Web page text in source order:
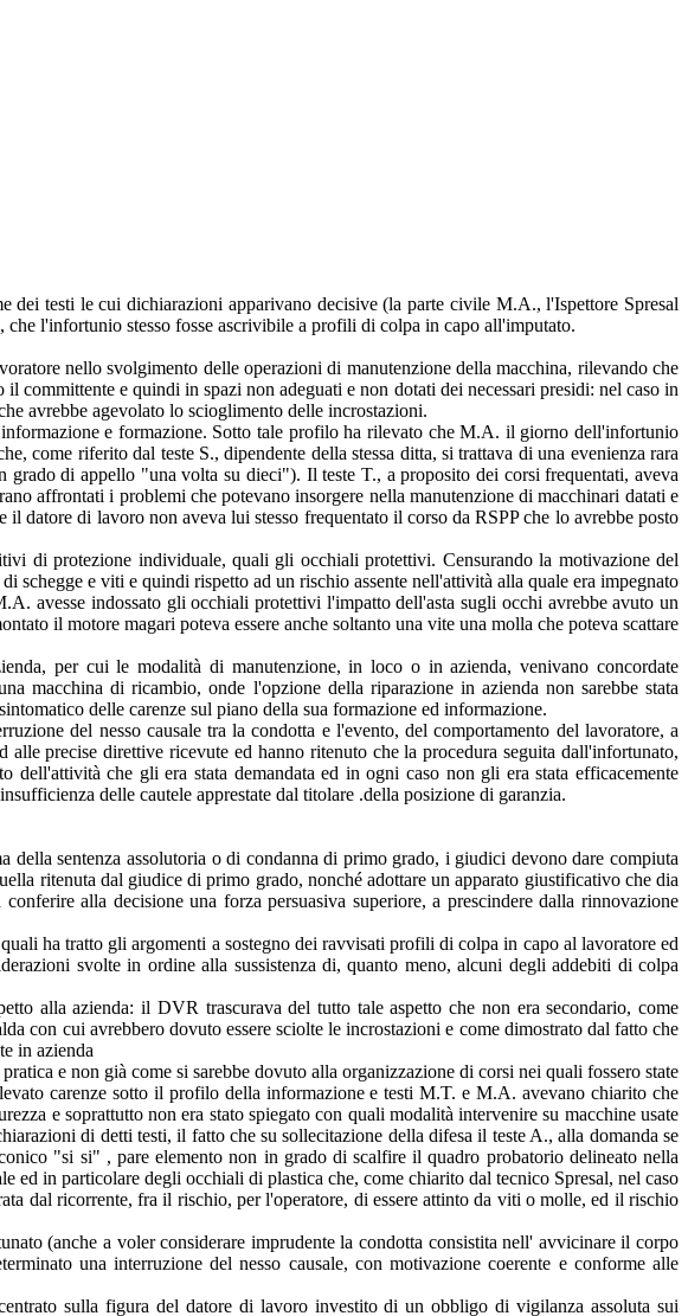
dei testi le cui dichiarazioni apparivano decisive (la parte civile M.A., l'Ispettore Spresal
l'infortunio stesso fosse ascrivibile a profili di colpa in capo all'imputato.
nello svolgimento delle operazioni di manutenzione della macchina, rilevando che
e quindi in spazi non adeguati e non dotati dei necessari presidi: nel caso in
avrebbe agevolato lo scioglimento delle incrostazioni.
e formazione. Sotto tale profilo ha rilevato che M.A. il giorno dell'infortunio
come riferito dal teste S., dipendente della stessa ditta, si trattava di una evenienza rara
di appello "una volta su dieci"). Il teste T., a proposito dei corsi frequentati, aveva
affrontati i problemi che potevano insorgere nella manutenzione di macchinari datati e
datore di lavoro non aveva lui stesso frequentato il corso da RSPP che lo avrebbe posto
di protezione individuale, quali gli occhiali protettivi. Censurando la motivazione del
e viti e quindi rispetto ad un rischio assente nell'attività alla quale era impegnato
avesse indossato gli occhiali protettivi l'impatto dell'asta sugli occhi avrebbe avuto un
il motore magari poteva essere anche soltanto una vite una molla che poteva scattare
per cui le modalità di manutenzione, in loco o in azienda, venivano concordate
macchina di ricambio, onde l'opzione della riparazione in azienda non sarebbe stata
delle carenze sul piano della sua formazione ed informazione.
del nesso causale tra la condotta e l'evento, del comportamento del lavoratore, a
precise direttive ricevute ed hanno ritenuto che la procedura seguita dall'infortunato,
che gli era stata demandata ed in ogni caso non gli era stata efficacemente
delle cautele apprestate dal titolare .della posizione di garanzia.
sentenza assolutoria o di condanna di primo grado, i giudici devono dare compiuta
ritenuta dal giudice di primo grado, nonché adottare un apparato giustificativo che dia
alla decisione una forza persuasiva superiore, a prescindere dalla rinnovazione
ha tratto gli argomenti a sostegno dei ravvisati profili di colpa in capo al lavoratore ed
svolte in ordine alla sussistenza di, quanto meno, alcuni degli addebiti di colpa
alla azienda: il DVR trascurava del tutto tale aspetto che non era secondario, come
con cui avrebbero dovuto essere sciolte le incrostazioni e come dimostrato dal fatto che
in azienda
e non già come si sarebbe dovuto alla organizzazione di corsi nei quali fossero state
carenze sotto il profilo della informazione e testi M.T. e M.A. avevano chiarito che
e soprattutto non era stato spiegato con quali modalità intervenire su macchine usate
di detti testi, il fatto che su sollecitazione della difesa il teste A., alla domanda se
"si si" , pare elemento non in grado di scalfire il quadro probatorio delineato nella
in particolare degli occhiali di plastica che, come chiarito dal tecnico Spresal, nel caso
dal ricorrente, fra il rischio, per l'operatore, di essere attinto da viti o molle, ed il rischio
(anche a voler considerare imprudente la condotta consistita nell' avvicinare il corpo
una interruzione del nesso causale, con motivazione coerente e conforme alle
sulla figura del datore di lavoro investito di un obbligo di vigilanza assoluta sui